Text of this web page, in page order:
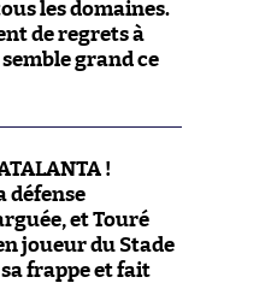
les domaines.
de regrets à
grand ce
!
défense
et Touré
joueur du Stade
frappe et fait